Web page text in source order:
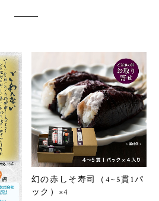
幻の赤しそ寿司（4~5貫1パ
ック）×4